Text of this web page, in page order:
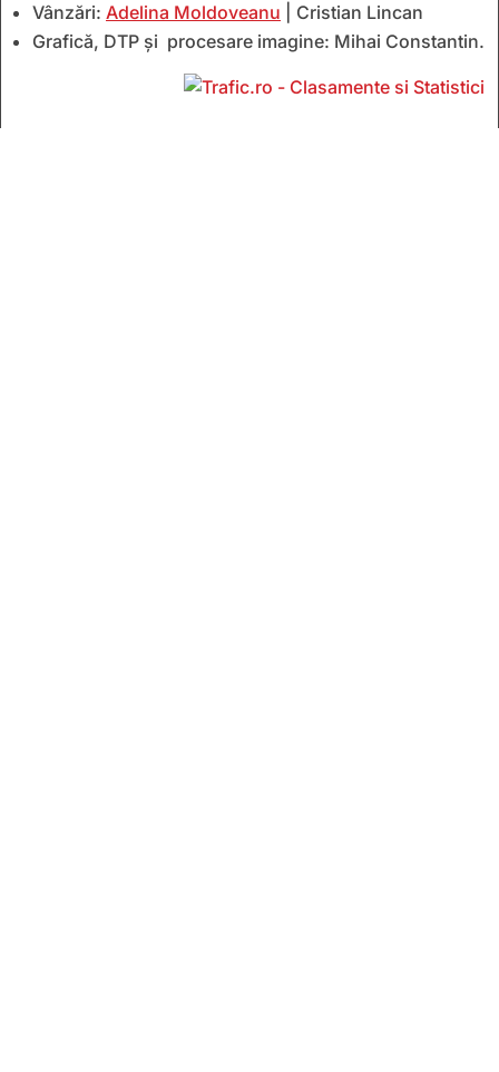
Vânzări: Adelina Moldoveanu | Cristian Lincan
Grafică, DTP și procesare imagine: Mihai Constantin.